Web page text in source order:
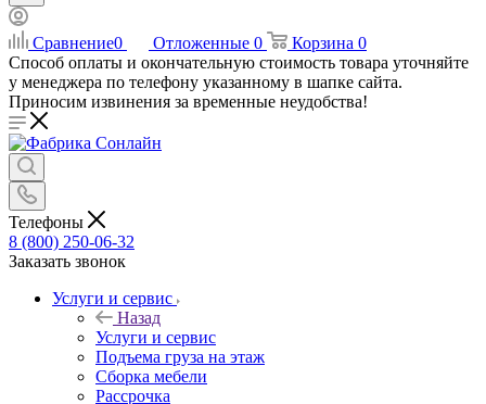
Сравнение0 Отложенные 0 Корзина 0
Способ оплаты и окончательную стоимость товара уточняйте
у менеджера по телефону указанному в шапке сайта.
Приносим извинения за временные неудобства!
Телефоны
8 (800) 250-06-32
Заказать звонок
Услуги и сервис
Назад
Услуги и сервис
Подъема груза на этаж
Сборка мебели
Рассрочка